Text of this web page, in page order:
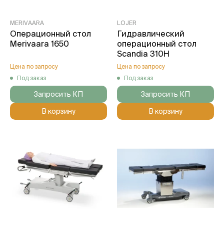
MERIVAARA
Операционный стол
Merivaara 1650
Цена по запросу
Под заказ
Запросить КП
В корзину
LOJER
Гидравлический
операционный стол
Scandia 310H
Цена по запросу
Под заказ
Запросить КП
В корзину